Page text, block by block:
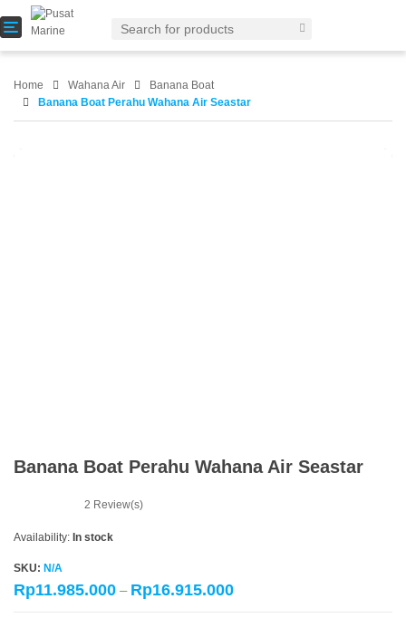
T
g
Home Wahana Air
Banana Boat
Banana Boat Perahu Wahana Air Seastar
Banana Boat Perahu Wahana Air Seastar
2 Review(s)
Availability: In stock
SKU: N/A
Rp11.985.000 – Rp16.915.000